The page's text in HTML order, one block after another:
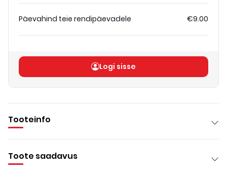
Päevahind teie rendipäevadele €9.00
Logi sisse
Tooteinfo
Toote saadavus